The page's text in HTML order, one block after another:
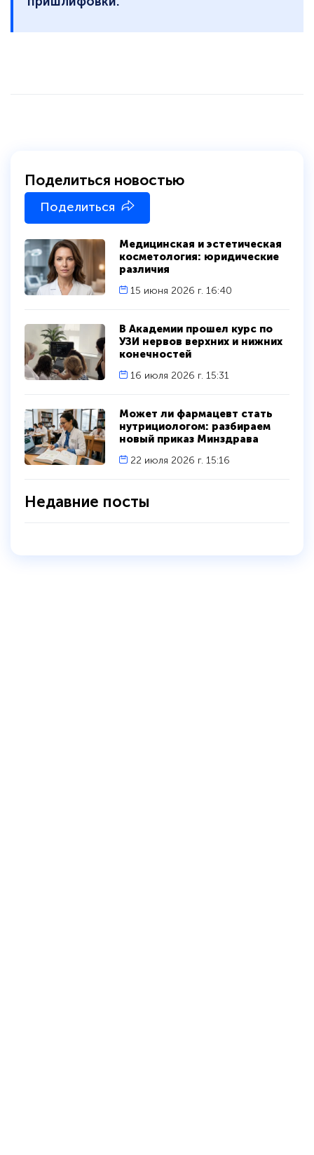
Недавние посты
Может ли фармацевт стать
нутрициологом: разбираем
новый приказ Минздрава
22 июля 2026 г. 15:16
В Академии прошел курс по
УЗИ нервов верхних и нижних
конечностей
16 июля 2026 г. 15:31
Медицинская и эстетическая
косметология: юридические
различия
15 июня 2026 г. 16:40
Поделиться новостью
Поделиться